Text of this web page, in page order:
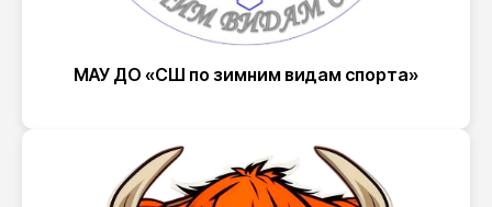
МАУ ДО «СШ по зимним видам спорта»